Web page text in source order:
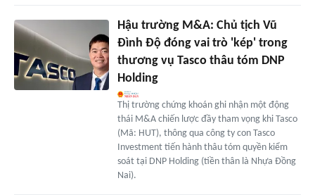
Hậu trường M&A: Chủ tịch Vũ
Đình Độ đóng vai trò 'kép' trong
thương vụ Tasco thâu tóm DNP
Holding
Thị trường chứng khoán ghi nhận một động
thái M&A chiến lược đầy tham vọng khi Tasco
(Mã: HUT), thông qua công ty con Tasco
Investment tiến hành thâu tóm quyền kiểm
soát tại DNP Holding (tiền thân là Nhựa Đồng
Nai).